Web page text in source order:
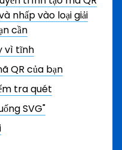
nhấp vào loại giải
cần
vì tĩnh
QR của bạn
tra quét
SVG"